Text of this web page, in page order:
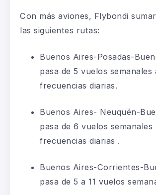
Con más aviones, Flybondi
las siguientes rutas:
Buenos Aires-Posadas-
pasa de 5 vuelos semanales
frecuencias diarias.
Buenos Aires- Neuquén-
pasa de 6 vuelos semanales
frecuencias diarias .
Buenos Aires-Corrientes-
pasa de 5 a 11 vuelos